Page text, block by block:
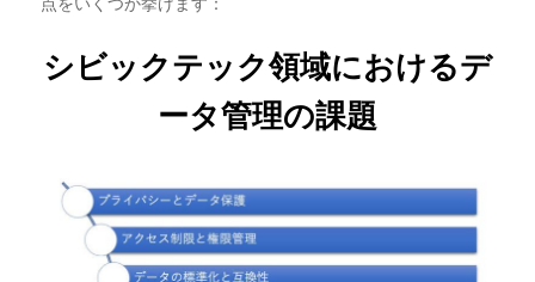
シビックテック領域におけるデ
ータ管理の課題